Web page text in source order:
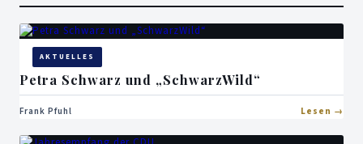
AKTUELLES
Petra Schwarz und „SchwarzWild“
Frank Pfuhl Lesen